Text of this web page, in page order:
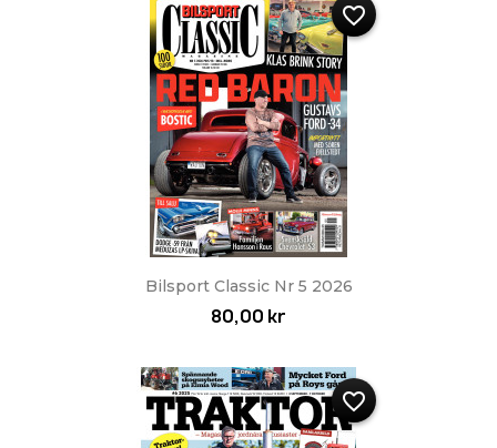
Bilsport Classic Nr 5 2026
80,00 kr
favorite_border
favorite_border